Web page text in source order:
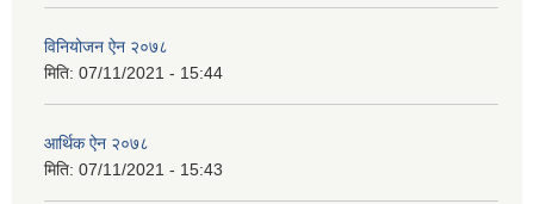
विनियोजन ऐन २०७८
मिति: 07/11/2021 - 15:44
आर्थिक ऐन २०७८
मिति: 07/11/2021 - 15:43